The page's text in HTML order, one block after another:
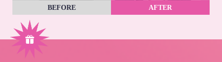
BEFORE AFTER